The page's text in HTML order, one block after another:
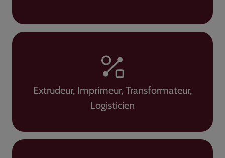
Extrudeur, Imprimeur, Transformateur,
Logisticien